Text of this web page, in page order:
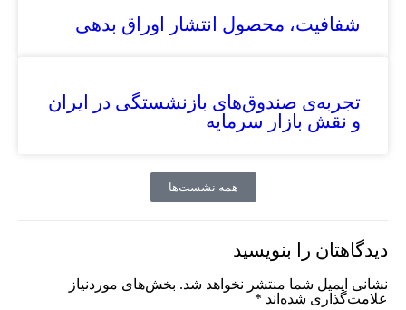
شفافیت، محصول انتشار اوراق بدهی
تجربه‌ی صندوق‌های بازنشستگی در ایران
و نقش بازار سرمایه
همه نشست‌ها
دیدگاهتان را بنویسید
نشانی ایمیل شما منتشر نخواهد شد. بخش‌های موردنیاز
علامت‌گذاری شده‌اند *